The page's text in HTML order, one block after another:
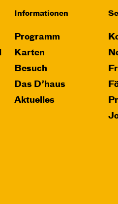
Informationen
Programm
Karten
Besuch
Das D’haus
Aktuelles